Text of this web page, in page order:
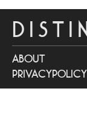
about
privacypolicy